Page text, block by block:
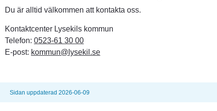
Du är alltid välkommen att kontakta oss.
Kontaktcenter Lysekils kommun
Telefon: 0523-61 30 00
E-post: kommun@lysekil.se
Sidan uppdaterad 2026-06-09